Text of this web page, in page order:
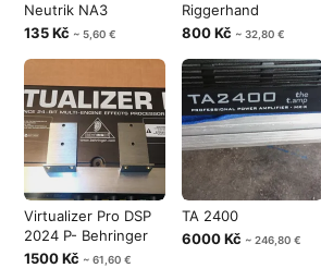
Neutrik NA3
135 Kč ~ 5,60 €
Riggerhand
800 Kč ~ 32,80 €
Virtualizer Pro DSP
2024 P- Behringer
1500 Kč ~ 61,60 €
TA 2400
6000 Kč ~ 246,80 €